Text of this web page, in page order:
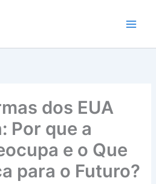
dos EUA
Por que a
e o Que
para o Futuro?